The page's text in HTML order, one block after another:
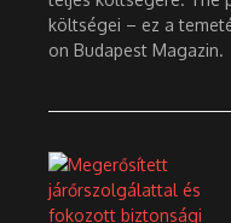
költségei – ez a
on Budapest Magazin.